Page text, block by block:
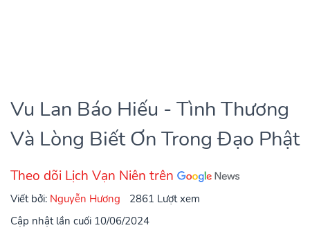
Vu Lan Báo Hiếu - Tình Thương
Và Lòng Biết Ơn Trong Đạo Phật
Theo dõi Lịch Vạn Niên trên
Viết bởi: Nguyễn Hương
2861 Lượt xem
Cập nhật lần cuối 10/06/2024